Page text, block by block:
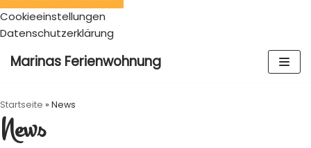
Cookieeinstellungen
Datenschutzerklärung
Skip
Marinas Ferienwohnung
Startseite » News
News